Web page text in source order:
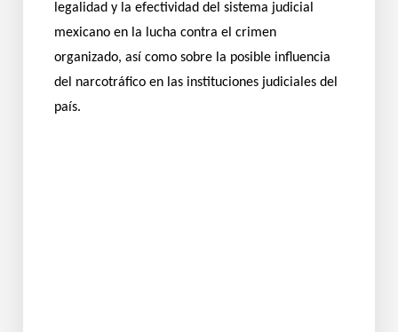
legalidad y la efectividad del sistema judicial
mexicano en la lucha contra el crimen
organizado, así como sobre la posible influencia
del narcotráfico en las instituciones judiciales del
país.